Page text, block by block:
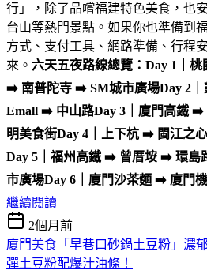
行」，除了品嚐福建特色美食，也
台山等熱門景點。如果你也準備到
方式、支付工具、網路準備、行程
來。 六天五夜路線總覽： Day 1｜
➡️ 南普陀寺 ➡️ SM城市廣場Day 2
Emall ➡️ 中山路Day 3｜廈門高鐵
明美食街Day 4｜上下杭 ➡️ 閩江之
Day 5｜福州高鐵 ➡️ 曾厝垵 ➡️ 環
市廣場Day 6｜廈門沙茶麵 ➡️ 廈門
繼續閱讀
2個月前
廈門美食「早巷口砂鍋土豆粉」濃
彈土豆粉配爆汁油條！